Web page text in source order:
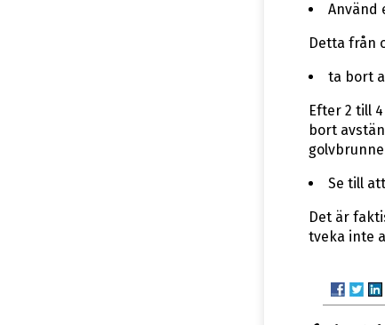
Använd
Detta från
ta bort
Efter 2 till
bort
Se till
Det är
tveka inte